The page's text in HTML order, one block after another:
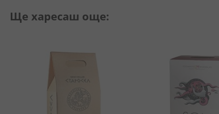
Ще харесаш още: